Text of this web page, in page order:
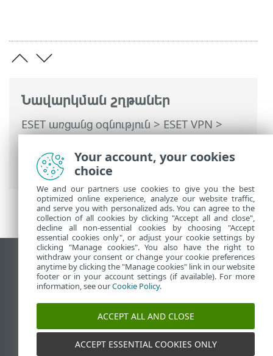
Նավարկման շղթաներ
ESET առցանց օգնություն>ESET VPN>
ESET VPN>Ինչպես աշխատել ESET VPN-
>Կարգավորումներ> Ընդլայնված
տեղակայում
Դիտեք էկրանային կայքը
End of Life
ESET-ի գիտելիքների բազան
ESET Status Portal
Տարածաշրջանային աջակցություն
Your account, your cookies
choice
We and our partners use cookies to give you the best
optimized online experience, analyze our website traffic,
and serve you with personalized ads. You can agree to the
collection of all cookies by clicking "Accept all and close",
decline all non-essential cookies by choosing "Accept
essential cookies only", or adjust your cookie settings by
clicking "Manage cookies". You also have the right to
withdraw your consent or change your cookie preferences
anytime by clicking the "Manage cookies" link in our website
footer or in your account settings (if available). For more
information, see ourCookie Policy.
ACCEPT ALL AND CLOSE
ACCEPT ESSENTIAL COOKIES ONLY